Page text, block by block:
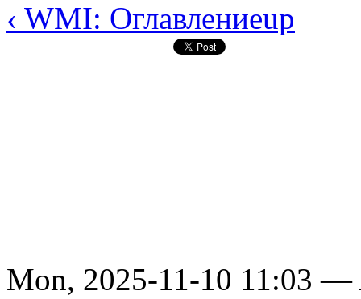
‹ WMI: Оглавлениеup
Mon, 2025-11-10 11:03 —